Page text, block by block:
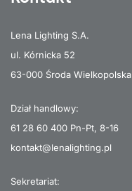
Lena Lighting S.A.
ul. Kórnicka 52
63-000 Środa Wielkopolska
Dział handlowy:
61 28 60 400 Pn-Pt, 8-16
kontakt@lenalighting.pl
Sekretariat: